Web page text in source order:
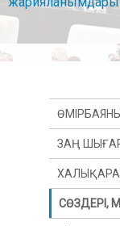
ӨМІРБАЯНЫ
ЗАҢ
СӨЗДЕРІ,